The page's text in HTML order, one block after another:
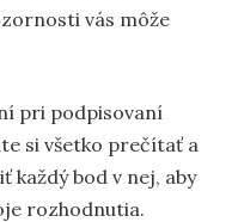
vás môže
pri podpisovaní
si všetko prečítať a
každý bod v nej, aby
rozhodnutia.